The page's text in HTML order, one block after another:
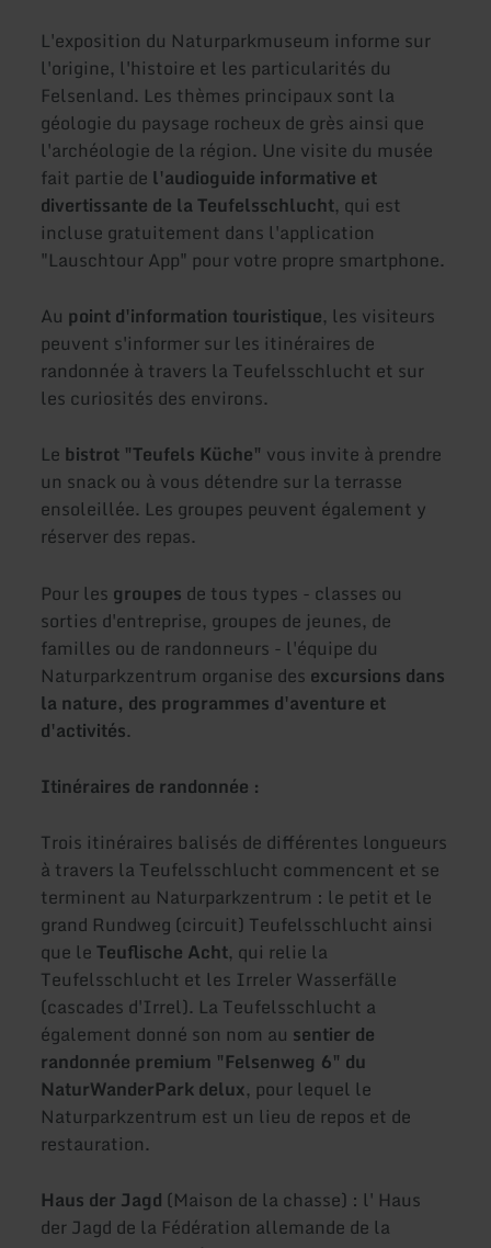
L'exposition du Naturparkmuseum informe sur
l'origine, l'histoire et les particularités du
Felsenland. Les thèmes principaux sont la
géologie du paysage rocheux de grès ainsi que
l'archéologie de la région. Une visite du musée
fait partie de l'audioguide informative et
divertissante de la Teufelsschlucht, qui est
incluse gratuitement dans l'application
"Lauschtour App" pour votre propre smartphone.
Au point d'information touristique, les visiteurs
peuvent s'informer sur les itinéraires de
randonnée à travers la Teufelsschlucht et sur
les curiosités des environs.
Le bistrot "Teufels Küche" vous invite à prendre
un snack ou à vous détendre sur la terrasse
ensoleillée. Les groupes peuvent également y
réserver des repas.
Pour les groupes de tous types - classes ou
sorties d'entreprise, groupes de jeunes, de
familles ou de randonneurs - l'équipe du
Naturparkzentrum organise des excursions dans
la nature, des programmes d'aventure et
d'activités.
Itinéraires de randonnée :
Trois itinéraires balisés de différentes longueurs
à travers la Teufelsschlucht commencent et se
terminent au Naturparkzentrum : le petit et le
grand Rundweg (circuit) Teufelsschlucht ainsi
que leTeuflische Acht, qui relie la
Teufelsschlucht et les Irreler Wasserfälle
(cascades d'Irrel). La Teufelsschlucht a
également donné son nom au sentier de
randonnée premium "Felsenweg 6" du
NaturWanderPark delux, pour lequel le
Naturparkzentrum est un lieu de repos et de
restauration.
Haus der Jagd (Maison de la chasse) : l' Haus
der Jagd de la Fédération allemande de la